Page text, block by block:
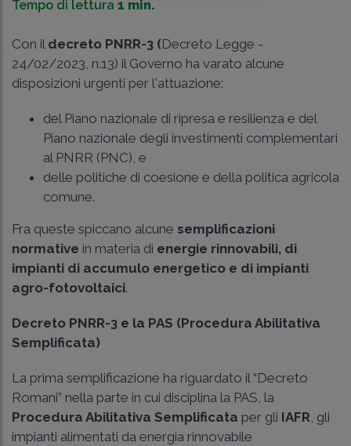
Tempo di lettura 1 min.
Con il decreto PNRR-3 (Decreto Legge -
24/02/2023, n.13) il Governo ha varato alcune
disposizioni urgenti per l'attuazione:
del Piano nazionale di ripresa e resilienza e del
Piano nazionale degli investimenti complementari
al PNRR (PNC), e
delle politiche di coesione e della politica agricola
comune.
Fra queste spiccano alcune semplificazioni
normative in materia di energie rinnovabili, di
impianti di accumulo energetico e di impianti
agro-fotovoltaici.
Decreto PNRR-3 e la PAS (Procedura Abilitativa
Semplificata)
La prima semplificazione ha riguardato il “Decreto
Romani” nella parte in cui disciplina la PAS, la
Procedura Abilitativa Semplificata per gli IAFR, gli
impianti alimentati da energia rinnovabile